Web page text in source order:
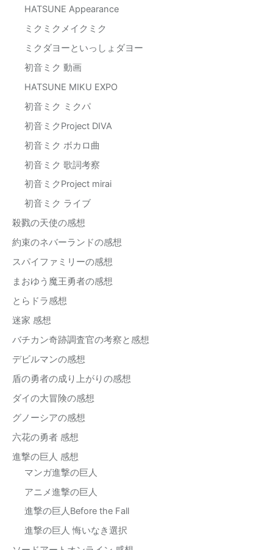
HATSUNE Appearance
ミクミクメイクミク
ミクダヨーといっしょダヨー
初音ミク 動画
HATSUNE MIKU EXPO
初音ミク ミクパ
初音ミクProject DIVA
初音ミク ボカロ曲
初音ミク 歌詞考察
初音ミクProject mirai
初音ミク ライブ
殺戮の天使の感想
約束のネバーランドの感想
スパイファミリーの感想
まおゆう魔王勇者の感想
とらドラ感想
迷家 感想
バチカン奇跡調査官の考察と感想
デビルマンの感想
盾の勇者の成り上がりの感想
ダイの大冒険の感想
グノーシアの感想
六花の勇者 感想
進撃の巨人 感想
マンガ進撃の巨人
アニメ進撃の巨人
進撃の巨人Before the Fall
進撃の巨人 悔いなき選択